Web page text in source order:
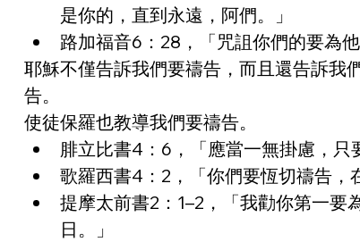
是你的，直到永遠，阿們。」
路加福音6：28，「咒詛你們的要為
耶穌不僅告訴我們要禱告，而且還告訴我
告。
使徒保羅也教導我們要禱告。
腓立比書4：6，「應當一無掛慮，只
歌羅西書4：2，「你們要恆切禱告，
提摩太前書2：1–2，「我勸你第一
日。」